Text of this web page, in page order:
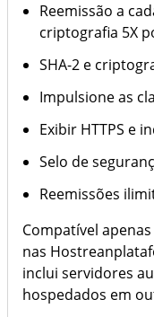
Google Ads
Conheça os planos
Reemissão a
criptografia 5X
SHA-2 e
Impulsione as
Exibir HTTPS e
Selo de
Reemissões
Compatível
nas
inclui servidores
hospedados em